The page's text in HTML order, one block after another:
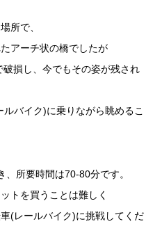
所で、
アーチ状の橋でしたが
損し、今でもその姿が残され
バイク)に乗りながら眺めるこ
所要時間は70-80分です。
トを買うことは難しく
(レールバイク)に挑戦してくだ